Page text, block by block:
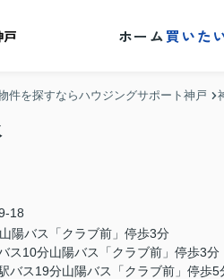
ホーム買いた
件を探すならハウジングサポート神戸
18
陽バス「クラブ前」停歩3分
ス10分山陽バス「クラブ前」停歩3分
バス19分山陽バス「クラブ前」停歩5